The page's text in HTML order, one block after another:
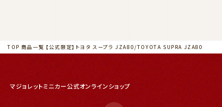
TOP 商品一覧 【公式限定】トヨタ スープラ JZA80/TOYOTA SUPRA JZA80
マジョレットミニカー公式オンラインショップ